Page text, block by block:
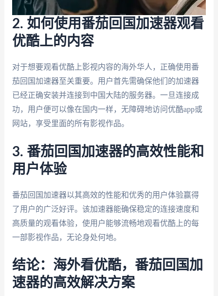
2. 如何使用番茄回国加速器观看
优酷上的内容
对于想要观看优酷上影视内容的海外华人，正确使用番
茄回国加速器至关重要。用户首先需确保他们的加速器
已经正确安装并连接到中国大陆的服务器。一旦连接成
功，用户便可以像在国内一样，无障碍地访问优酷app或
网站，享受里面的所有影视作品。
3. 番茄回国加速器的高效性能和
用户体验
番茄回国加速器以其高效的性能和优秀的用户体验赢得
了用户的广泛好评。该加速器能确保稳定的连接速度和
高质量的观看体验，使用户能够流畅地观看优酷上的每
一部影视作品，无论身处何地。
结论：海外看优酷，番茄回国加
速器的高效解决方案